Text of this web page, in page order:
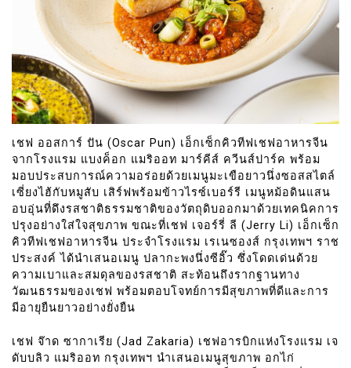
เชฟ ออสการ์ ปัน (Oscar Pun) เอ็กเซ็กคิวทีฟเชฟอาหารจีน
จากโรงแรม แบงค็อก แมริออท มาร์คีส์ ควีนส์ปาร์ค พร้อม
มอบประสบการณ์ความอร่อยด้วยเมนูมะเขือยาวนึ่งซอสสไตล์
เซี่ยงไฮ้กับหมูสับ เสิร์ฟพร้อมข้าวไรซ์เบอร์รี เมนูหม้อดินแสน
อบอุ่นที่ดึงรสชาติธรรมชาติของวัตถุดิบออกมาด้วยเทคนิคการ
ปรุงอย่างใส่ใจสุขภาพ ขณะที่เชฟ เจอร์รี่ ลี (Jerry Li) เอ็กเซ็ก
คิวทีฟเชฟอาหารจีน ประจำโรงแรม เรเนซองส์ กรุงเทพฯ ราช
ประสงค์ ได้นำเสนอเมนู ปลากะพงนึ่งซีอิ๊ว ซึ่งโดดเด่นด้วย
ความเบาและสมดุลของรสชาติ สะท้อนถึงรากฐานทาง
วัฒนธรรมของเชฟ พร้อมตอบโจทย์การมีสุขภาพที่ดีและการ
มีอายุยืนยาวอย่างยั่งยืน
เชฟ จ๊าด ซากาเรีย (Jad Zakaria) เชฟอารบิกแห่งโรงแรม เจ
ดับบลิว แมริออท กรุงเทพฯ นำเสนอเมนูสุขภาพ อกไก่